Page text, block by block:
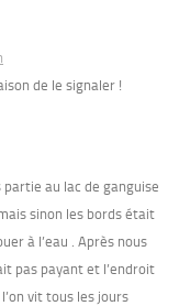
de le signaler !
au lac de ganguise
sinon les bords était
à l’eau . Après nous
pas payant et l’endroit
vit tous les jours